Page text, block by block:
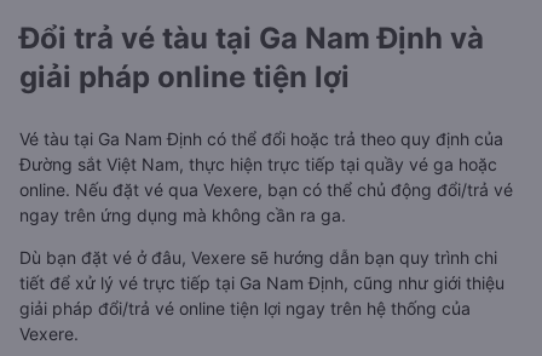
Đổi trả vé tàu tại Ga Nam Định và
giải pháp online tiện lợi
Vé tàu tại Ga Nam Định có thể đổi hoặc trả theo quy định của
Đường sắt Việt Nam, thực hiện trực tiếp tại quầy vé ga hoặc
online. Nếu đặt vé qua Vexere, bạn có thể chủ động đổi/trả vé
ngay trên ứng dụng mà không cần ra ga.
Dù bạn đặt vé ở đâu, Vexere sẽ hướng dẫn bạn quy trình chi
tiết để xử lý vé trực tiếp tại Ga Nam Định, cũng như giới thiệu
giải pháp đổi/trả vé online tiện lợi ngay trên hệ thống của
Vexere.